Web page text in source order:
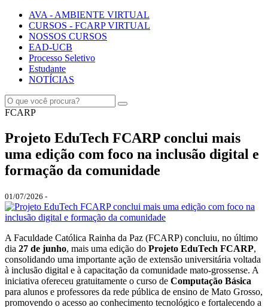
AVA - AMBIENTE VIRTUAL
CURSOS - FCARP VIRTUAL
NOSSOS CURSOS
EAD-UCB
Processo Seletivo
Estudante
NOTÍCIAS
FCARP
Projeto EduTech FCARP conclui mais
uma edição com foco na inclusão digital e
formação da comunidade
01/07/2026 -
A Faculdade Católica Rainha da Paz (FCARP) concluiu, no último
dia 27 de junho, mais uma edição do Projeto EduTech FCARP,
consolidando uma importante ação de extensão universitária voltada
à inclusão digital e à capacitação da comunidade mato-grossense. A
iniciativa ofereceu gratuitamente o curso de Computação Básica
para alunos e professores da rede pública de ensino de Mato Grosso,
promovendo o acesso ao conhecimento tecnológico e fortalecendo a